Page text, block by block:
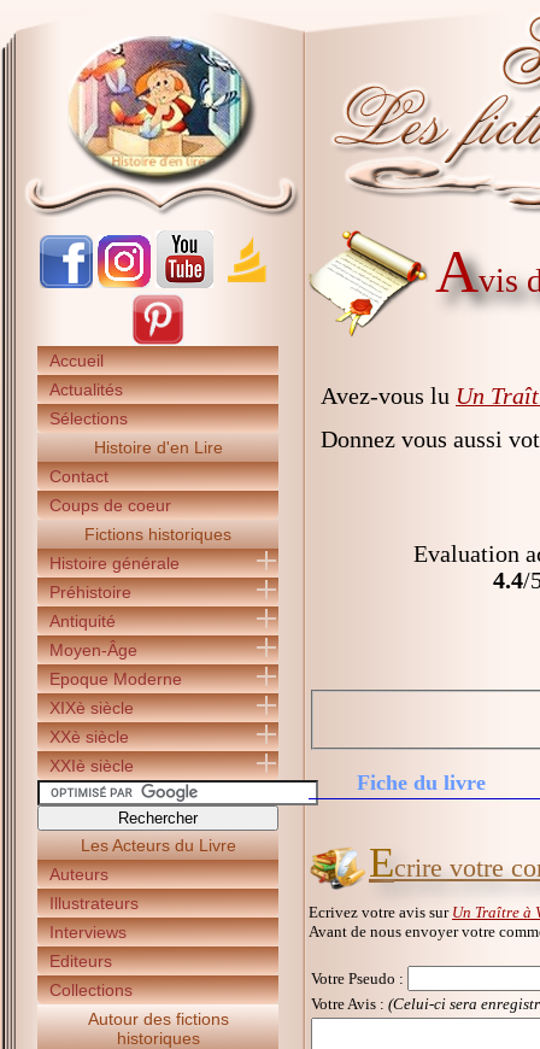
Accueil
Actualités
Sélections
Histoire d'en Lire
Contact
Coups de coeur
Fictions historiques
Histoire générale
Préhistoire
Antiquité
Moyen-Âge
Epoque Moderne
XIXè siècle
XXè siècle
XXIè siècle
Les Acteurs du Livre
Auteurs
Illustrateurs
Interviews
Editeurs
Collections
Autour des fictions
historiques
Avis
Avez-vous lu Un
Donnez vous aussi
Evaluation
4.4/
Fiche du livre
Ecrire votre
Ecrivez votre avis sur Un Traître à
Avant de nous envoyer votre
Votre Pseudo :
Votre Avis : (Celui-ci sera